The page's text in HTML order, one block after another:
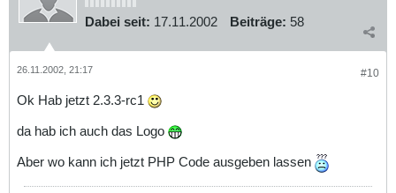
Dabei seit: 17.11.2002 Beiträge: 58
#10
26.11.2002, 21:17
Ok Hab jetzt 2.3.3-rc1
da hab ich auch das Logo
Aber wo kann ich jetzt PHP Code ausgeben lassen